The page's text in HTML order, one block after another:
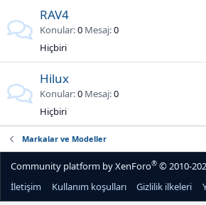
RAV4
Konular 0 Mesaj 0
Hiçbiri
Hilux
Konular 0 Mesaj 0
Hiçbiri
Markalar ve Modeller
Community platform by XenForo® © 2010-
İletişim
Kullanım koşulları Gizlilik ilkeleri